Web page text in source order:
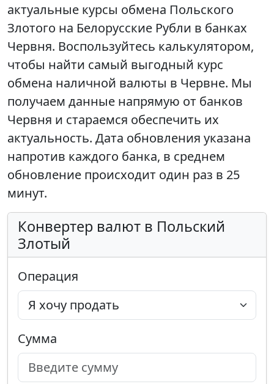
актуальные курсы обмена Польского
Злотого на Белорусские Рубли в банках
Червня. Воспользуйтесь калькулятором,
чтобы найти самый выгодный курс
обмена наличной валюты в Червне. Мы
получаем данные напрямую от банков
Червня и стараемся обеспечить их
актуальность. Дата обновления указана
напротив каждого банка, в среднем
обновление происходит один раз в 25
минут.
Конвертер валют в Польский
Злотый
Операция
Сумма